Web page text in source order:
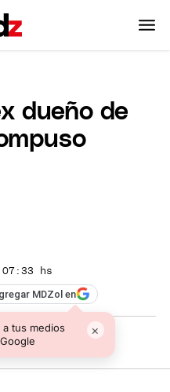
dueño de
hs
MDZol en
a tus medios
×